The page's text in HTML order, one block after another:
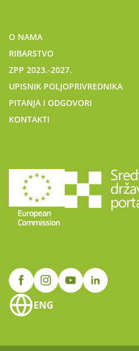
O NAMA
RIBARSTVO
ZPP 2023.-2027.
UPISNIK POLJOPRIVREDNIKA
PITANJA I ODGOVORI
KONTAKTI
ENG